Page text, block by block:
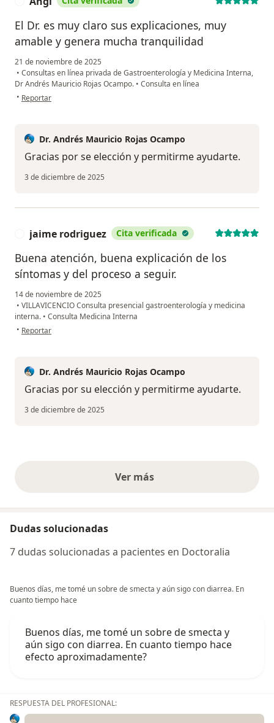
El Dr. es muy claro sus explicaciones, muy
amable y genera mucha tranquilidad
21 de noviembre de 2025
• Consultas en línea privada de Gastroenterología y Medicina Interna,
Dr Andrés Mauricio Rojas Ocampo. • Consulta en línea
• en opinión del usuario Angi
Reportar
Dr. Andrés Mauricio Rojas Ocampo
Gracias por se elección y permitirme ayudarte.
3 de diciembre de 2025
jaime rodriguez Cita verificada
Buena atención, buena explicación de los
síntomas y del proceso a seguir.
14 de noviembre de 2025
• VILLAVICENCIO Consulta presencial gastroenterología y medicina
interna. • Consulta Medicina Interna
• en opinión del usuario jaime rodriguez
Reportar
Dr. Andrés Mauricio Rojas Ocampo
Gracias por su elección y permitirme ayudarte.
3 de diciembre de 2025
Ver másopiniones anteriores
Dudas solucionadas
7 dudas solucionadas a pacientes en Doctoralia
Buenos días, me tomé un sobre de smecta y aún sigo con diarrea. En
cuanto tiempo hace
Buenos días, me tomé un sobre de smecta y
aún sigo con diarrea. En cuanto tiempo hace
efecto aproximadamente?
RESPUESTA DEL PROFESIONAL: